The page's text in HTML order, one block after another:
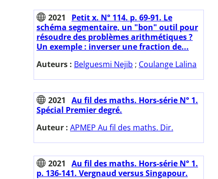
2021
Petit x. N° 114. p. 69-91. Le
schéma segmentaire, un "bon" outil pour
résoudre des problèmes arithmétiques ?
Un exemple : inverser une fraction de...
Auteurs : Belguesmi Nejib ; Coulange Lalina
2021
Au fil des maths. Hors-série N° 1.
Spécial Premier degré.
Auteur : APMEP Au fil des maths. Dir.
2021
Au fil des maths. Hors-série N° 1.
p. 136-141. Vergnaud versus Singapour.